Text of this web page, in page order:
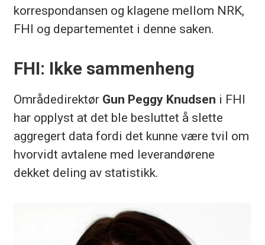
korrespondansen og klagene mellom NRK,
FHI og departementet i denne saken.
FHI: Ikke sammenheng
Områdedirektør Gun Peggy Knudsen i FHI
har opplyst at det ble besluttet å slette
aggregert data fordi det kunne være tvil om
hvorvidt avtalene med leverandørene
dekket deling av statistikk.